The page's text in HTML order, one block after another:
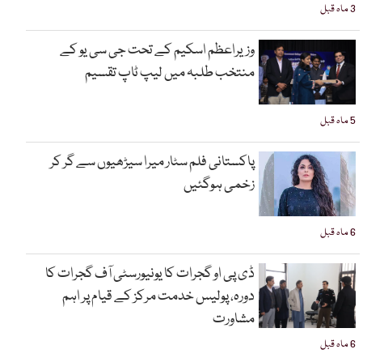
3 ماہ قبل
5 ماہ قبل
وزیراعظم اسکیم کے تحت جی سی یو کے
منتخب طلبہ میں لیپ ٹاپ تقسیم
6 ماہ قبل
پاکستانی فلم سٹار میرا سیڑھیوں سے گر کر
زخمی ہوگئیں
6 ماہ قبل
ڈی پی او گجرات کا یونیورسٹی آف گجرات کا
دورہ، پولیس خدمت مرکز کے قیام پر اہم
مشاورت